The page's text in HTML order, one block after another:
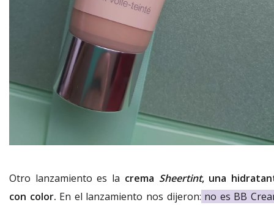
Otro lanzamiento es la crema Sheertint, una
con color. En el lanzamiento nos dijeron: no es BB